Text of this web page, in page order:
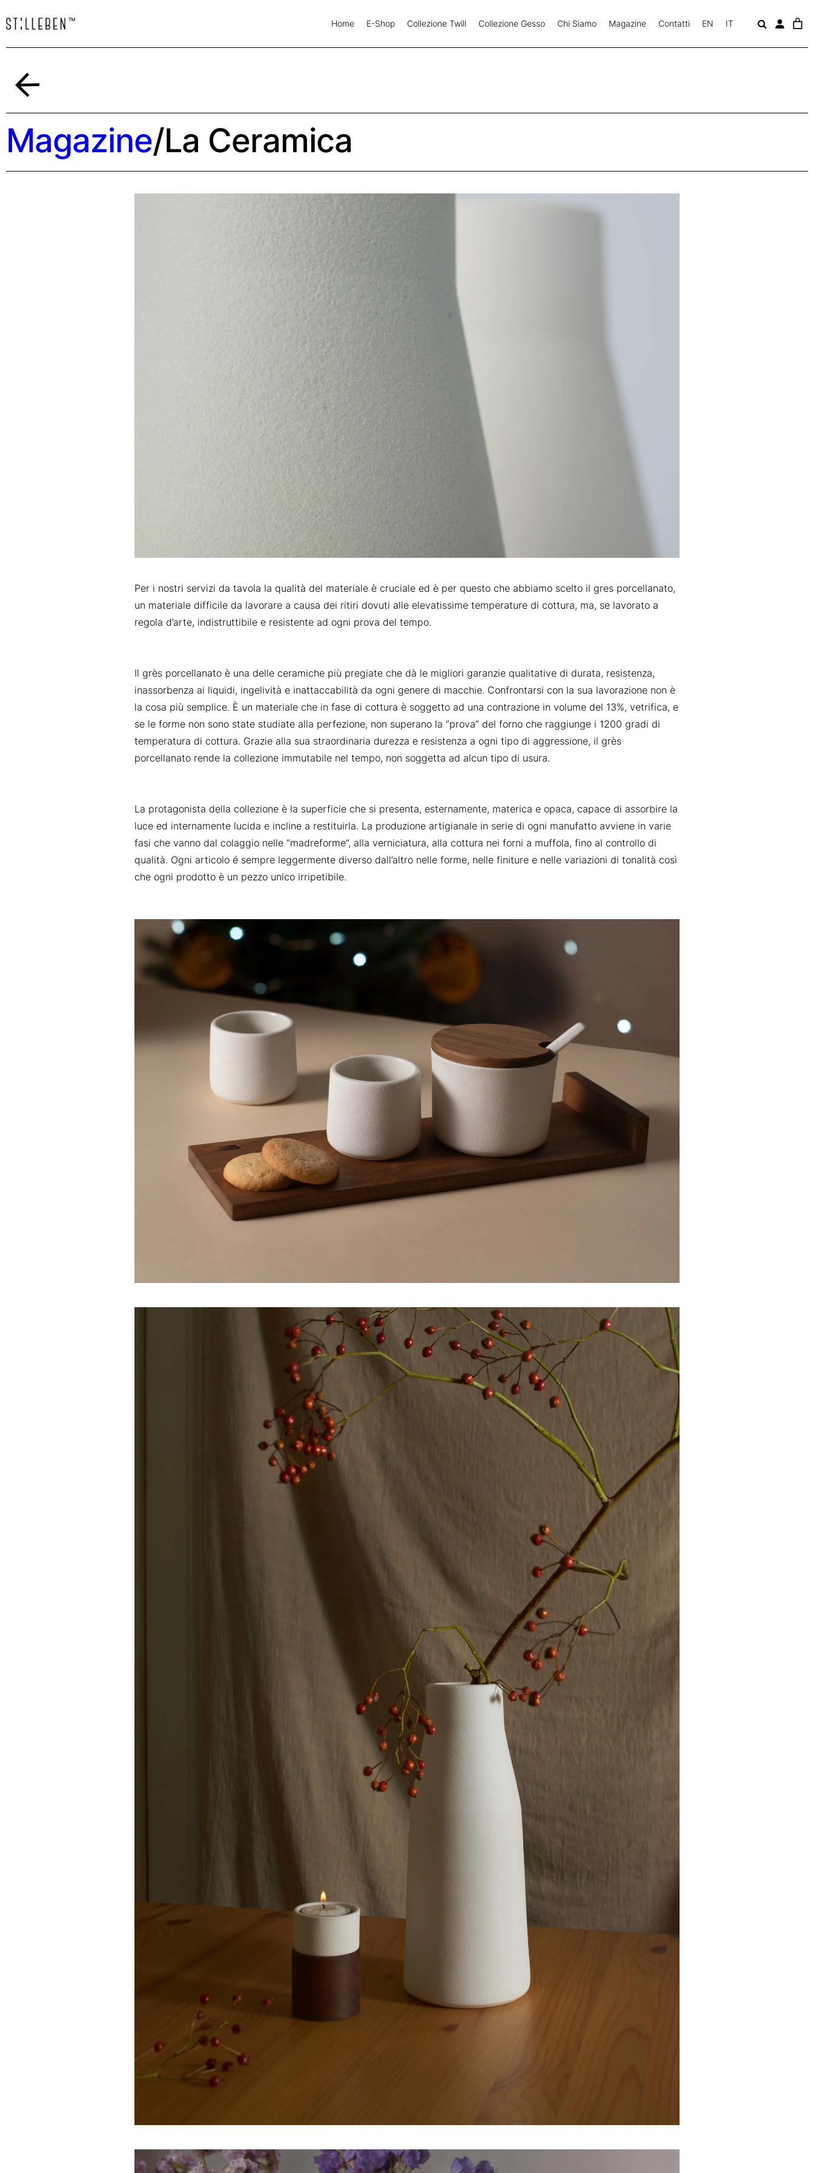
Home E-Shop Collezione Twill Collezione Gesso Chi Siamo Magazine Contatti EN IT
Magazine/La Ceramica
Per i nostri servizi da tavola la qualità del materiale è cruciale ed è per questo che abbiamo scelto il gres porcellanato,
un materiale difficile da lavorare a causa dei ritiri dovuti alle elevatissime temperature di cottura, ma, se lavorato a
regola d’arte, indistruttibile e resistente ad ogni prova del tempo.
Il grès porcellanato è una delle ceramiche più pregiate che dà le migliori garanzie qualitative di durata, resistenza,
inassorbenza ai liquidi, ingelività e inattaccabilità da ogni genere di macchie. Confrontarsi con la sua lavorazione non è
la cosa più semplice. È un materiale che in fase di cottura è soggetto ad una contrazione in volume del 13%, vetrifica, e
se le forme non sono state studiate alla perfezione, non superano la “prova” del forno che raggiunge i 1200 gradi di
temperatura di cottura. Grazie alla sua straordinaria durezza e resistenza a ogni tipo di aggressione, il grès
porcellanato rende la collezione immutabile nel tempo, non soggetta ad alcun tipo di usura.
La protagonista della collezione è la superficie che si presenta, esternamente, materica e opaca, capace di assorbire la
luce ed internamente lucida e incline a restituirla. La produzione artigianale in serie di ogni manufatto avviene in varie
fasi che vanno dal colaggio nelle “madreforme”, alla verniciatura, alla cottura nei forni a muffola, fino al controllo di
qualità. Ogni articolo é sempre leggermente diverso dall’altro nelle forme, nelle finiture e nelle variazioni di tonalità così
che ogni prodotto è un pezzo unico irripetibile.